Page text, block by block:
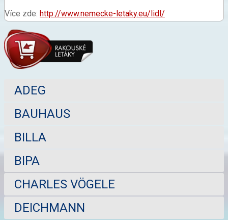
Více zde: http://www.nemecke-letaky.eu/lidl/
ADEG
BAUHAUS
BILLA
BIPA
CHARLES VÖGELE
DEICHMANN